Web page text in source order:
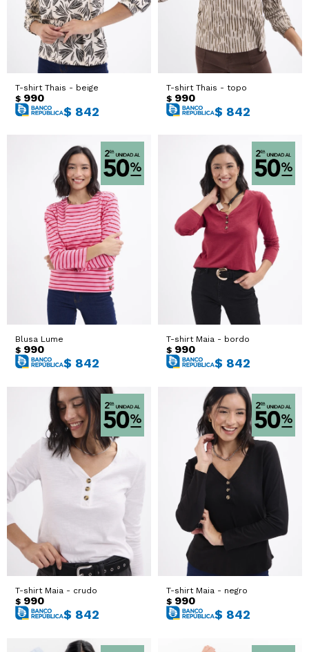
T-shirt Thais - beige
$ 990
$ 842
T-shirt Thais - topo
$ 990
$ 842
Blusa Lume
$ 990
$ 842
T-shirt Maia - bordo
$ 990
$ 842
T-shirt Maia - crudo
$ 990
$ 842
T-shirt Maia - negro
$ 990
$ 842